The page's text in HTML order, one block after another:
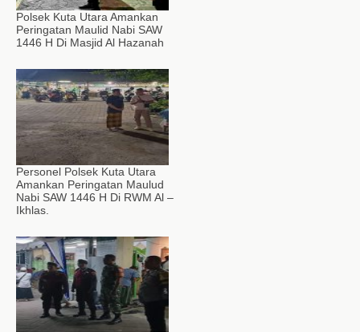
Polsek Kuta Utara Amankan
Peringatan Maulid Nabi SAW
1446 H Di Masjid Al Hazanah
Personel Polsek Kuta Utara
Amankan Peringatan Maulud
Nabi SAW 1446 H Di RWM Al –
Ikhlas.